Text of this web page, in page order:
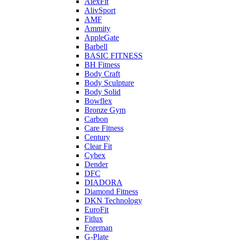
AlivSport
AMF
Ammity
AppleGate
Barbell
BASIC FITNESS
BH Fitness
Body Craft
Body Sculpture
Body Solid
Bowflex
Bronze Gym
Carbon
Care Fitness
Century
Clear Fit
Cybex
Dender
DFC
DIADORA
Diamond Fitness
DKN Technology
EuroFit
Fitlux
Foreman
G-Plate